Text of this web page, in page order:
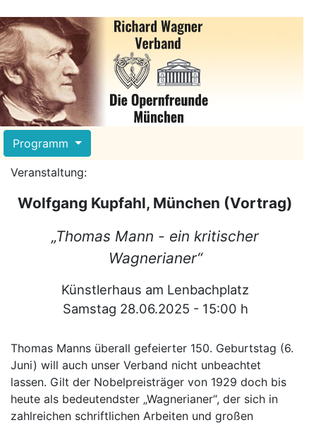
Programm
Veranstaltung:
Wolfgang Kupfahl, München (Vortrag)
„Thomas Mann - ein kritischer
Wagnerianer“
Künstlerhaus am Lenbachplatz
Samstag 28.06.2025 - 15:00 h
Thomas Manns überall gefeierter 150. Geburtstag (6.
Juni) will auch unser Verband nicht unbeachtet
lassen. Gilt der Nobelpreisträger von 1929 doch bis
heute als bedeutendster „Wagnerianer“, der sich in
zahlreichen schriftlichen Arbeiten und großen